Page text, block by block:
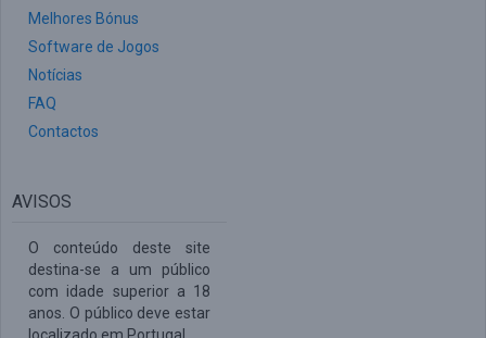
Melhores Bónus
Software de Jogos
Notícias
FAQ
Contactos
AVISOS
O conteúdo deste site
destina-se a um público
com idade superior a 18
anos. O público deve estar